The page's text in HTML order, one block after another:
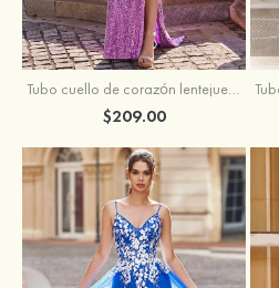
Tubo cuello de corazón lentejuelas barrer tren vestido de graduación
$209.00